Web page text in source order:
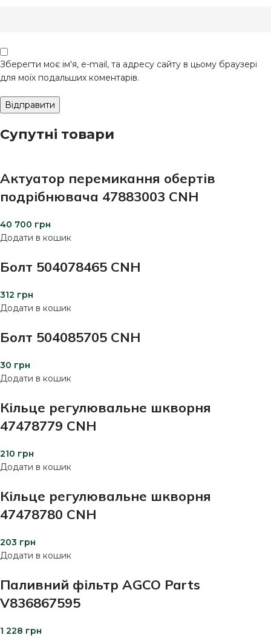
Зберегти моє ім'я, e-mail, та адресу сайту в цьому браузері
для моїх подальших коментарів.
Супутні товари
Актуатор перемикання обертів
подрібнювача 47883003 CNH
40 700 грн
Додати в кошик
Болт 504078465 CNH
312 грн
Додати в кошик
Болт 504085705 CNH
30 грн
Додати в кошик
Кільце регулювальне шкворня
47478779 CNH
210 грн
Додати в кошик
Кільце регулювальне шкворня
47478780 CNH
203 грн
Додати в кошик
Паливний фільтр AGCO Parts
V836867595
1 228 грн